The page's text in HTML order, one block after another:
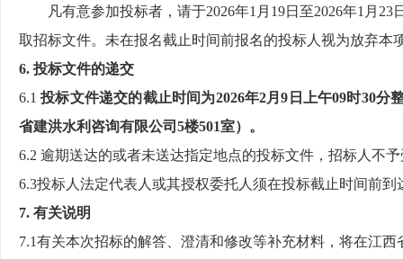
凡有意参加投标者，请于2026年1 月 19日至2026年1 月 23
取招标文件。未在报名截止时间前报名的投标人视为放弃本
6. 投标文件的递交
6.1投标文件递交的截止时间为2026年2月9 日 上午09时30分
省建洪水利咨询有限公司 5楼501室）。
6.2 逾期送达的或者未送达指定地点的投标文件，招标人不
6.3投标人法定代表人或其授权委托人须在投标截止时间前
7. 有关说明
7.1有关本次招标的解答、澄清和修改等补充材料，将在江